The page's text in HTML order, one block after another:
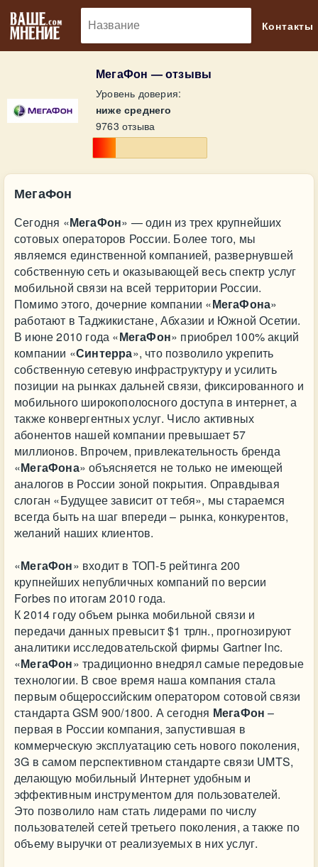
Контакты
МегаФон — отзывы
Уровень доверия:
ниже среднего
9763 отзыва
МегаФон
Сегодня «МегаФон» — один из трех крупнейших
сотовых операторов России. Более того, мы
являемся единственной компанией, развернувшей
собственную сеть и оказывающей весь спектр услуг
мобильной связи на всей территории России.
Помимо этого, дочерние компании «МегаФона»
работают в Таджикистане, Абхазии и Южной Осетии.
В июне 2010 года «МегаФон» приобрел 100% акций
компании «Синтерра», что позволило укрепить
собственную сетевую инфраструктуру и усилить
позиции на рынках дальней связи, фиксированного и
мобильного широкополосного доступа в интернет, а
также конвергентных услуг. Число активных
абонентов нашей компании превышает 57
миллионов. Впрочем, привлекательность бренда
«МегаФона» объясняется не только не имеющей
аналогов в России зоной покрытия. Оправдывая
слоган «Будущее зависит от тебя», мы стараемся
всегда быть на шаг впереди – рынка, конкурентов,
желаний наших клиентов.
«МегаФон» входит в ТОП-5 рейтинга 200
крупнейших непубличных компаний по версии
Forbes по итогам 2010 года.
К 2014 году объем рынка мобильной связи и
передачи данных превысит $1 трлн., прогнозируют
аналитики исследовательской фирмы Gartner Inc.
«МегаФон» традиционно внедрял самые передовые
технологии. В свое время наша компания стала
первым общероссийским оператором сотовой связи
стандарта GSM 900/1800. А сегодня МегаФон –
первая в России компания, запустившая в
коммерческую эксплуатацию сеть нового поколения,
3G в самом перспективном стандарте связи UMTS,
делающую мобильный Интернет удобным и
эффективным инструментом для пользователей.
Это позволило нам стать лидерами по числу
пользователей сетей третьего поколения, а также по
объему выручки от реализуемых в них услуг.